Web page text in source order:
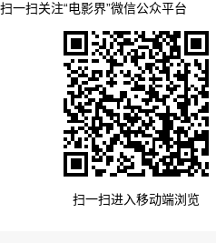
扫一扫关注“电影界”微信公众平台
扫一扫进入移动端浏览